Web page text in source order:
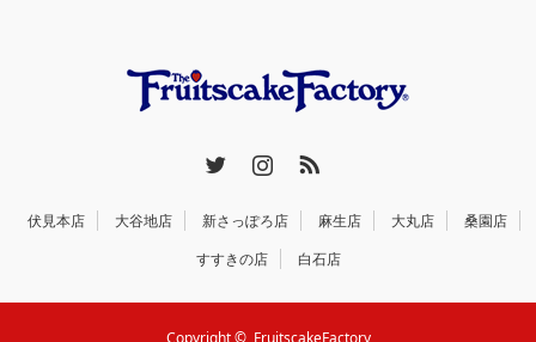
伏見本店 大谷地店 新さっぽろ店 麻生店 大丸店
桑園店
すすきの店
白石店
Copyright © FruitscakeFactory